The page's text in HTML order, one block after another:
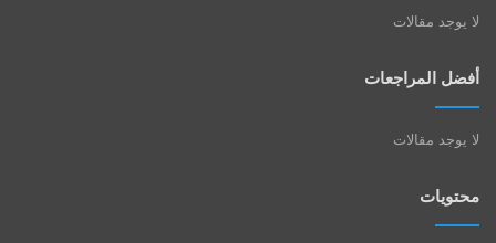
لا يوجد مقالات
أفضل المراجعات
لا يوجد مقالات
محتويات